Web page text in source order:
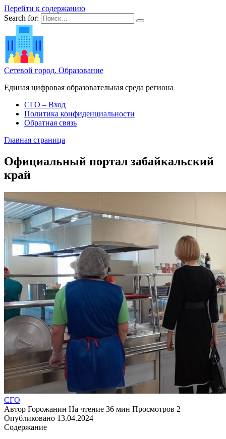
Перейти к содержанию
Search for:
Сетевой город. Образование
Единая цифровая образовательная среда региона
СГО – Вход
Политика конфиденциальности
Обратная связь
Главная страница
Официальный портал забайкальский
край
СГО
Автор Горожанин На чтение 36 мин Просмотров 2
Опубликовано 13.04.2024
Содержание